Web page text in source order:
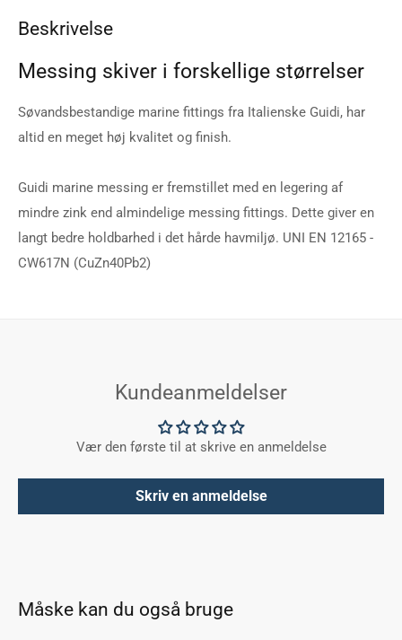
Beskrivelse
Messing skiver i forskellige størrelser
Søvandsbestandige marine fittings fra Italienske Guidi, har
altid en meget høj kvalitet og finish.
Guidi marine messing er fremstillet med en legering af
mindre zink end almindelige messing fittings. Dette giver en
langt bedre holdbarhed i det hårde havmiljø. UNI EN 12165 -
CW617N (CuZn40Pb2)
Kundeanmeldelser
Vær den første til at skrive en anmeldelse
Skriv en anmeldelse
Måske kan du også bruge